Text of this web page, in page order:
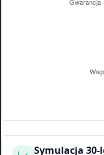
Symulacja